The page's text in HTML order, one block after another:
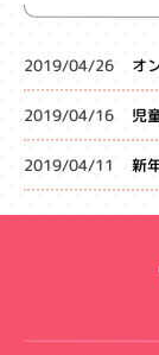
2019/04/26 オ
2019/04/16 児
2019/04/11 新